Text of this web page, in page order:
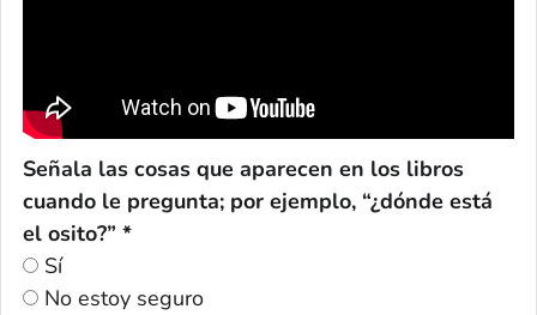
Señala las cosas que aparecen en los libros
cuando le pregunta; por ejemplo, “¿dónde está
el osito?” *
Sí
No estoy seguro